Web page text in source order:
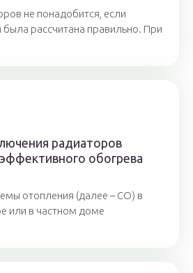
не понадобится, если
была рассчитана правильно. При
радиаторов
обогрева
отопления (далее – СО) в
или в частном доме